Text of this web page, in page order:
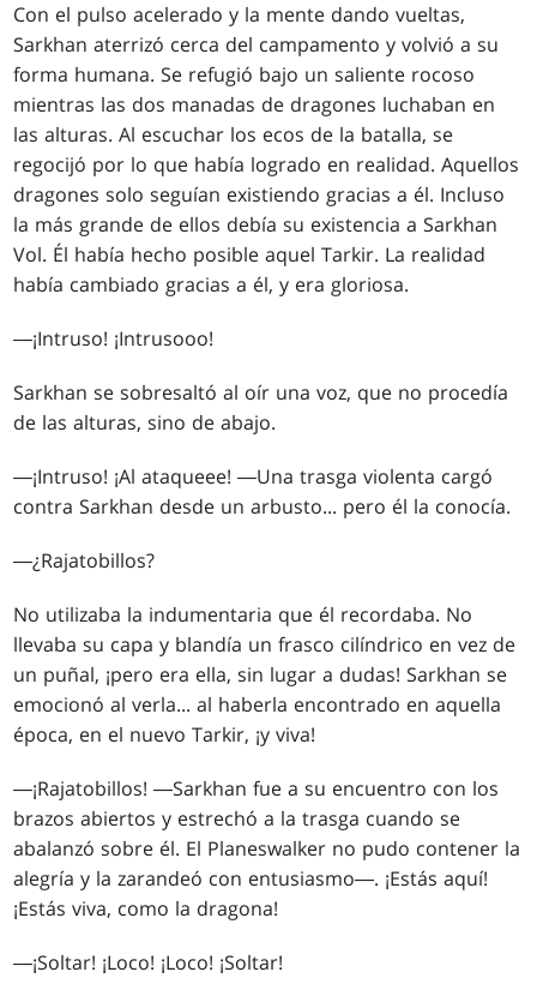
Con el pulso acelerado y la mente dando vueltas,
Sarkhan aterrizó cerca del campamento y volvió a su
forma humana. Se refugió bajo un saliente rocoso
mientras las dos manadas de dragones luchaban en
las alturas. Al escuchar los ecos de la batalla, se
regocijó por lo que había logrado en realidad. Aquellos
dragones solo seguían existiendo gracias a él. Incluso
la más grande de ellos debía su existencia a Sarkhan
Vol. Él había hecho posible aquel Tarkir. La realidad
había cambiado gracias a él, y era gloriosa.
―¡Intruso! ¡Intrusooo!
Sarkhan se sobresaltó al oír una voz, que no procedía
de las alturas, sino de abajo.
―¡Intruso! ¡Al ataqueee! ―Una trasga violenta cargó
contra Sarkhan desde un arbusto... pero él la conocía.
―¿Rajatobillos?
No utilizaba la indumentaria que él recordaba. No
llevaba su capa y blandía un frasco cilíndrico en vez de
un puñal, ¡pero era ella, sin lugar a dudas! Sarkhan se
emocionó al verla... al haberla encontrado en aquella
época, en el nuevo Tarkir, ¡y viva!
―¡Rajatobillos! ―Sarkhan fue a su encuentro con los
brazos abiertos y estrechó a la trasga cuando se
abalanzó sobre él. El Planeswalker no pudo contener la
alegría y la zarandeó con entusiasmo―. ¡Estás aquí!
¡Estás viva, como la dragona!
―¡Soltar! ¡Loco! ¡Loco! ¡Soltar!